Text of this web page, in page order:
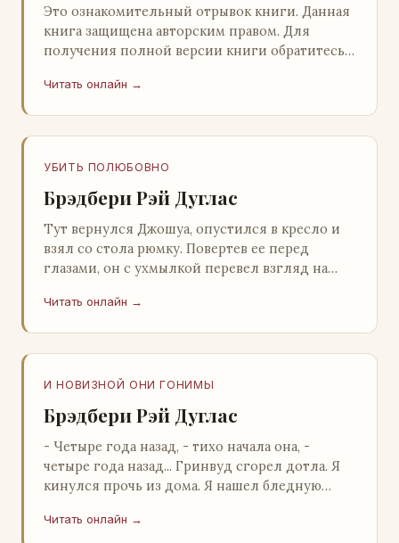
Это ознакомительный отрывок книги. Данная
книга защищена авторским правом. Для
получения полной версии книги обратитесь к
легального ко…
Читать онлайн →
УБИТЬ ПОЛЮБОВНО
Брэдбери Рэй Дуглас
Тут вернулся Джошуа, опустился в кресло и
взял со стола рюмку. Повертев ее перед
глазами, он с ухмылкой перевел взгляд на
видом с…
Читать онлайн →
И НОВИЗНОЙ ОНИ ГОНИМЫ
Брэдбери Рэй Дуглас
- Четыре года назад, - тихо начала она, -
четыре года назад... Гринвуд сгорел дотла. Я
кинулся прочь из дома. Я нашел бледную
Читать онлайн →